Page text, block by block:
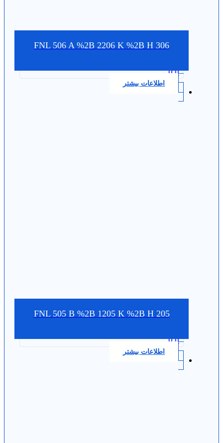
FNL 506 A %2B 2206 K %2B H 306
0.0
اطلاعات بیشتر
FNL 505 B %2B 1205 K %2B H 205
0.0
اطلاعات بیشتر